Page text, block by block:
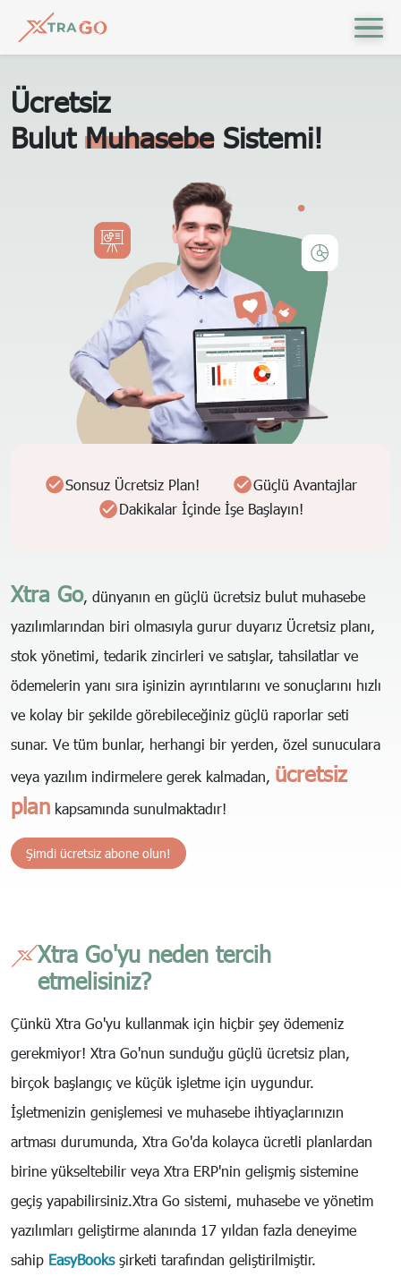
Ücretsiz
Bulut MuhasebeSistemi!
Xtra Go, dünyanın en güçlü ücretsiz bulut muhasebe
yazılımlarından biri olmasıyla gurur duyarız Ücretsiz planı,
stok yönetimi, tedarik zincirleri ve satışlar, tahsilatlar ve
ödemelerin yanı sıra işinizin ayrıntılarını ve sonuçlarını hızlı
ve kolay bir şekilde görebileceğiniz güçlü raporlar seti
sunar. Ve tüm bunlar, herhangi bir yerden, özel sunuculara
veya yazılım indirmelere gerek kalmadan, ücretsiz
plan kapsamında sunulmaktadır!
Şimdi ücretsiz abone olun!
Sonsuz Ücretsiz Plan!
Güçlü Avantajlar
Dakikalar İçinde İşe Başlayın!
Xtra Go'yu neden tercih
etmelisiniz?
Çünkü Xtra Go'yu kullanmak için hiçbir şey ödemeniz
gerekmiyor! Xtra Go'nun sunduğu güçlü ücretsiz plan,
birçok başlangıç ve küçük işletme için uygundur.
İşletmenizin genişlemesi ve muhasebe ihtiyaçlarınızın
artması durumunda, Xtra Go'da kolayca ücretli planlardan
birine yükseltebilir veya Xtra ERP'nin gelişmiş sistemine
geçiş yapabilirsiniz.Xtra Go sistemi, muhasebe ve yönetim
yazılımları geliştirme alanında 17 yıldan fazla deneyime
sahip EasyBooksşirketi tarafından geliştirilmiştir.